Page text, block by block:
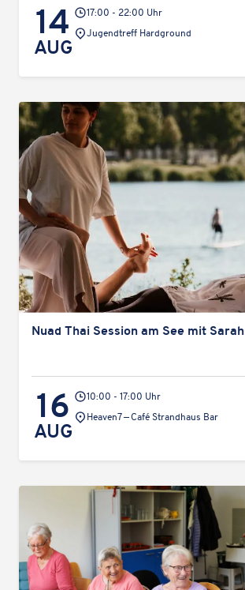
14
AUG
17:00 - 22:00 Uhr
Veranstaltungsort:
Jugend­treff Hardground
Nuad Thai Session am See mit Sarah
16
AUG
10:00 - 17:00 Uhr
Veranstaltungsort:
Heaven7 — Café Strand­haus Bar